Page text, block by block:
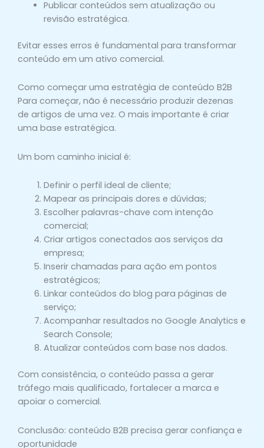
Publicar conteúdos sem atualização ou
revisão estratégica.
Evitar esses erros é fundamental para transformar
conteúdo em um ativo comercial.
Como começar uma estratégia de conteúdo B2B
Para começar, não é necessário produzir dezenas
de artigos de uma vez. O mais importante é criar
uma base estratégica.
Um bom caminho inicial é:
Definir o perfil ideal de cliente;
Mapear as principais dores e dúvidas;
Escolher palavras-chave com intenção
comercial;
Criar artigos conectados aos serviços da
empresa;
Inserir chamadas para ação em pontos
estratégicos;
Linkar conteúdos do blog para páginas de
serviço;
Acompanhar resultados no Google Analytics e
Search Console;
Atualizar conteúdos com base nos dados.
Com consistência, o conteúdo passa a gerar
tráfego mais qualificado, fortalecer a marca e
apoiar o comercial.
Conclusão: conteúdo B2B precisa gerar confiança e
oportunidade